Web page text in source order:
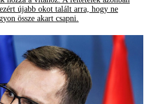
újabb okot talált arra, hogy ne
össze akart csapni.